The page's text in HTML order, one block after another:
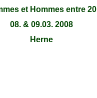
et Hommes entre 20
08. & 09.03. 2008
Herne